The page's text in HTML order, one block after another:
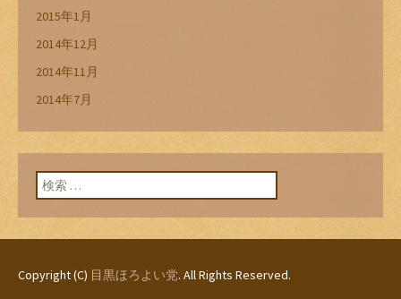
2015年1月
2014年12月
2014年11月
2014年7月
検索:
Copyright (C) 目黒ほろよい党. All Rights Reserved.